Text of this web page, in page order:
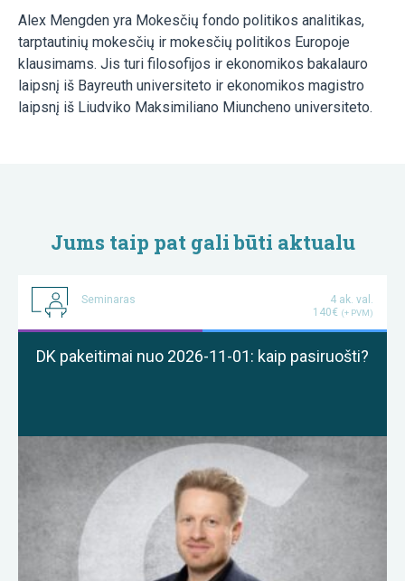
Alex Mengden yra Mokesčių fondo politikos analitikas,
tarptautinių mokesčių ir mokesčių politikos Europoje
klausimams. Jis turi filosofijos ir ekonomikos bakalauro
laipsnį iš Bayreuth universiteto ir ekonomikos magistro
laipsnį iš Liudviko Maksimiliano Miuncheno universiteto.
Jums taip pat gali būti aktualu
Seminaras
4 ak. val.
140€ (+ PVM)
DK pakeitimai nuo 2026-11-01: kaip pasiruošti?